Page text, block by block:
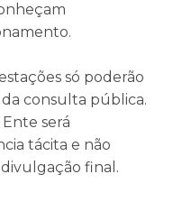
só poderão
consulta pública.
será
tácita e não
divulgação final.